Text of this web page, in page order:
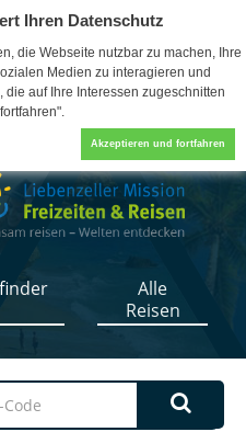
Ihren Datenschutz
die Webseite nutzbar zu machen, Ihre
Medien zu interagieren und
auf Ihre Interessen zugeschnitten
Akzeptieren und fortfahren
0
Alle
Reisen